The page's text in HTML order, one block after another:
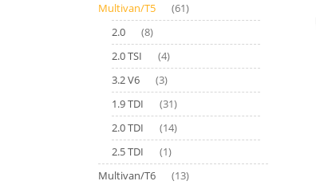
Multivan/T5 (61)
2.0 (8)
2.0 TSI (4)
3.2 V6 (3)
1.9 TDI (31)
2.0 TDI (14)
2.5 TDI (1)
Multivan/T6 (13)